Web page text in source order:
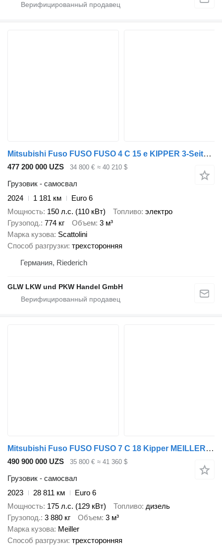
Mitsubishi Fuso FUSO FUSO 4 C 15 e KIPPER 3-Seiten*3-Sitzer*NEU
477 200 000 UZS 34 800 € ≈ 40 210 $
Грузовик - самосвал
2024
1 181 км
Euro 6
Мощность 150 л.с. (110 кВт) Топливо электро
Грузопод. 774 кг Объем 3 м³
Марка кузова Scattolini
Способ разгрузки трехсторонняя
Германия, Riederich
GLW LKW und PKW Handel GmbH
Mitsubishi Fuso FUSO FUSO 7 C 18 Kipper MEILLER 3-Seiten*AHK*NL 3,8 T
490 900 000 UZS 35 800 € ≈ 41 360 $
Грузовик - самосвал
2023
28 811 км
Euro 6
Мощность 175 л.с. (129 кВт) Топливо дизель
Грузопод. 3 880 кг Объем 3 м³
Марка кузова Meiller
Способ разгрузки трехсторонняя